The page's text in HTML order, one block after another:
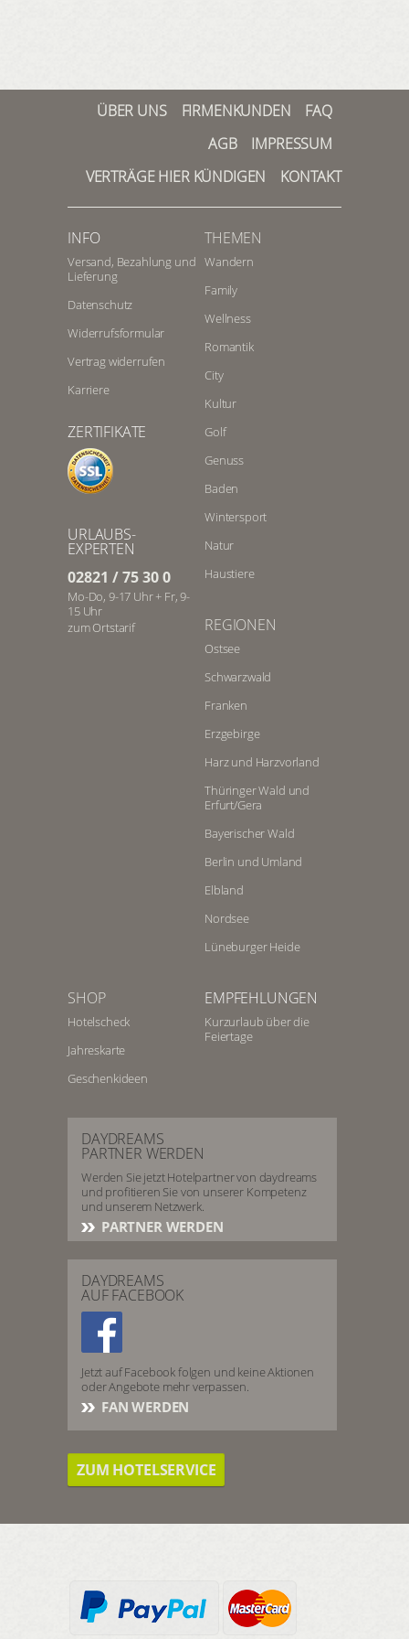
Meine Hotels
ANMELDEN
ÜBER UNS FIRMENKUNDEN
FAQ
AGB
IMPRESSUM
VERTRÄGE HIER KÜNDIGEN
KONTAKT
INFO
Versand, Bezahlung und
Lieferung
Datenschutz
Widerrufsformular
Vertrag widerrufen
Karriere
ZERTIFIKATE
URLAUBS-
EXPERTEN
02821 / 75 30 0
Mo-Do, 9-17 Uhr + Fr, 9-
15 Uhr
zum Ortstarif
THEMEN
Wandern
Family
Wellness
Romantik
City
Kultur
Golf
Genuss
Baden
Wintersport
Natur
Haustiere
REGIONEN
Ostsee
Schwarzwald
Franken
Erzgebirge
Harz und Harzvorland
Thüringer Wald und
Erfurt/Gera
Bayerischer Wald
Berlin und Umland
Elbland
Nordsee
Lüneburger Heide
SHOP
Hotelscheck
Jahreskarte
Geschenkideen
EMPFEHLUNGEN
Kurzurlaub über die
Feiertage
DAYDREAMS
PARTNER WERDEN
Werden Sie jetzt Hotelpartner von daydreams
und profitieren Sie von unserer Kompetenz
und unserem Netzwerk.
PARTNER WERDEN
DAYDREAMS
AUF FACEBOOK
Jetzt auf Facebook folgen und keine Aktionen
oder Angebote mehr verpassen.
FAN WERDEN
ZUM HOTELSERVICE